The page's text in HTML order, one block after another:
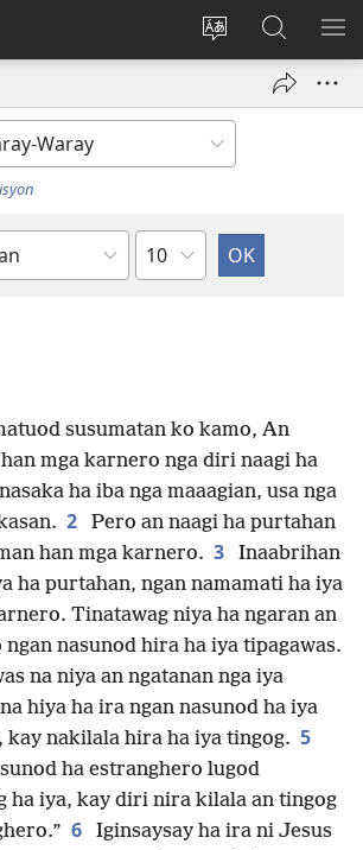
Balyui
yinaknan
an
site
Pag-
log
new
Pamiling
ha
JW.ORG
Kapitulo
susumatan ko kamo, An
mga karnero nga diri naagi ha
ha iba nga maaagian, usa nga
2
Pero an naagi ha purtahan
han mga karnero. 3
Inaabrihan
ha purtahan, ngan namamati ha iya
Tinatawag niya ha ngaran an
nasunod hira ha iya tipagawas.
na niya an ngatanan nga iya
hiya ha ira ngan nasunod ha iya
kay nakilala hira ha iya tingog. 5
ha estranghero lugod
ha iya, kay diri nira kilala an tingog
6
Iginsaysay ha ira ni Jesus